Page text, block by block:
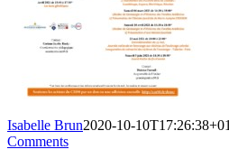
Isabelle Brun2020-10-
Comments